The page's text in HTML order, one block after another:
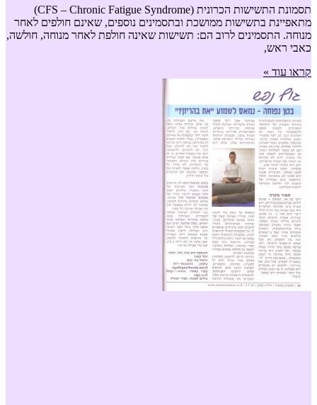
תסמונת התשישות הכרונית (CFS – Chronic Fatigue Syndrome)
מתאפיינת בתשישות ממושכת ובתסמינים נוספים, שאינם חולפים לאחר
מנוחה. התסמינים לרוב הם: תשישות שאינה חולפת לאחר מנוחה, חולשה,
כאבי ראש,
קראו עוד »